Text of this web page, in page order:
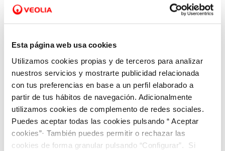
Esta página web usa cookies
Utilizamos cookies propias y de terceros para analizar
nuestros servicios y mostrarte publicidad relacionada
con tus preferencias en base a un perfil elaborado a
partir de tus hábitos de navegación. Adicionalmente
utilizamos cookies de complemento de redes sociales.
Puedes aceptar todas las cookies pulsando “ Aceptar
cookies”· También puedes permitir o rechazar las
cookies de forma granular pulsando “Configurar”. Si
Tus facturas
Tus contratos
La atención recibida
Obras o averías
Incidencias en la web
Incidencias en el Área de Clientes